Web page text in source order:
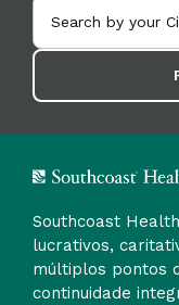
Southcoast
lucrativos,
múltiplos pontos
continuidade